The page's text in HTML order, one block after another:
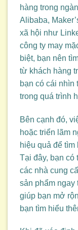
hàng trong
Alibaba,
xã hội như
công ty may
biệt, bạn nên
từ khách hàng
bạn có cái nhìn
trong quá trình
Bên cạnh đó,
hoặc triển lãm
hiệu quả để tìm
Tại đây, bạn có
các nhà cung
sản phẩm ngay
giúp bạn mở
bạn tìm hiểu